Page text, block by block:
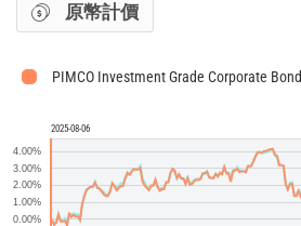
原幣計價
PIMCO Investment Grade Corporate
2025-08-06
0.00%
1.00%
2.00%
3.00%
4.00%